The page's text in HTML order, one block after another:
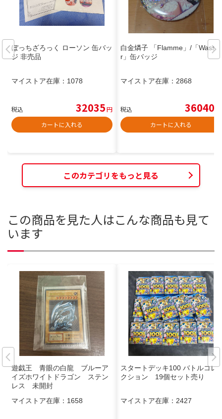
ぼっちざろっく ローソン 缶バッ
ジ 非売品
マイストア在庫： 1078
税込 32035円
カートに入れる
白金燐子 「Flamme」/「Wasse
r」缶バッジ
マイストア在庫： 2868
税込 36040
カートに入れる
このカテゴリをもっと見る
この商品を見た人はこんな商品も見て
います
遊戯王 青眼の白龍 ブルーア
イズホワイトドラゴン ステン
レス 未開封
マイストア在庫： 1658
スタートデッキ100 バトルコレ
クション 19個セット売り
マイストア在庫： 2427